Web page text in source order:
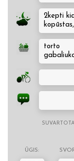
2kepti
torto
ŪGIS: